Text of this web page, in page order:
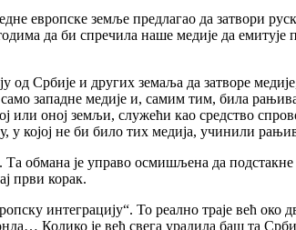
европске земље предлагао да затвори
да би спречила наше медије да емитује
од Србије и других земаља да затворе
западне медије и, самим тим, била
или оној земљи, служећи као средство
у којој не би било тих медија, учинили
обмана је управо осмишљена да
први корак.
интеграцију“. То реално траје већ
Колико је већ свега урадила баш та